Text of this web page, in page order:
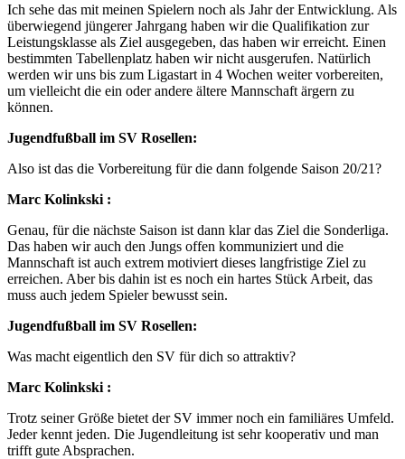
Ich sehe das mit meinen Spielern noch als Jahr der Entwicklung. Als
überwiegend jüngerer Jahrgang haben wir die Qualifikation zur
Leistungsklasse als Ziel ausgegeben, das haben wir erreicht. Einen
bestimmten Tabellenplatz haben wir nicht ausgerufen. Natürlich
werden wir uns bis zum Ligastart in 4 Wochen weiter vorbereiten,
um vielleicht die ein oder andere ältere Mannschaft ärgern zu
können.
Jugendfußball im SV Rosellen:
Also ist das die Vorbereitung für die dann folgende Saison 20/21?
Marc Kolinkski :
Genau, für die nächste Saison ist dann klar das Ziel die Sonderliga.
Das haben wir auch den Jungs offen kommuniziert und die
Mannschaft ist auch extrem motiviert dieses langfristige Ziel zu
erreichen. Aber bis dahin ist es noch ein hartes Stück Arbeit, das
muss auch jedem Spieler bewusst sein.
Jugendfußball im SV Rosellen:
Was macht eigentlich den SV für dich so attraktiv?
Marc Kolinkski :
Trotz seiner Größe bietet der SV immer noch ein familiäres Umfeld.
Jeder kennt jeden. Die Jugendleitung ist sehr kooperativ und man
trifft gute Absprachen.